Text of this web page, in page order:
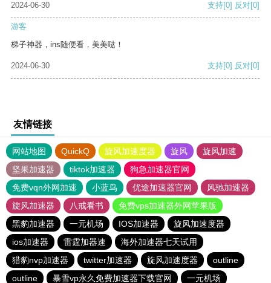
2024-06-30 支持[0] 反对[0]
游客
梯子神器，ins随便看，美美哒！
2024-06-30 支持[0] 反对[0]
友情链接
网站地图 QuickQ 旋风加速度器 旋风
旋风加速
坚果加速器
tiktok加速器
狗急加速器官网
免费vqn外网加速
小蓝鸟 优途加速器官网
风驰加速器
旋风加速器
八戒看书
免费vps加速器外网苹果版
黑豹加速器
一元机场 IOS加速器
旋风加速度器
ios加速器
雷霆加器速
海外加速器七天试用
猎豹nvp加速器
twitter加速器 旋风加速度器
outline
outline
暴雪vp永久免费加速器下载官网 一元机场